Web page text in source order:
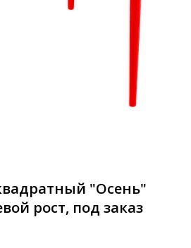
"Осень"
рост, под заказ